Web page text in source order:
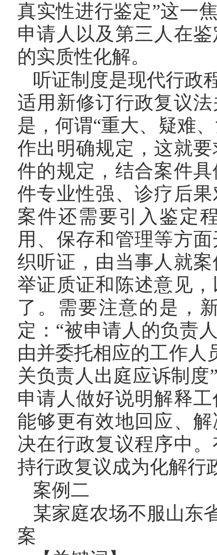
真实性进行鉴定”这一
申请人以及第三人在
的实质性化解。
听证制度是现代行政
适用新修订行政复议
是，何谓“重大、疑难
作出明确规定，这就
件的规定，结合案件
件专业性强、诊疗后
案件还需要引入鉴定
用、保存和管理等方
织听证，由当事人就
举证质证和陈述意见
了。需要注意的是，
定：“被申请人的负责
由并委托相应的工作人
关负责人出庭应诉制
申请人做好说明解释
能够更有效地回应、
决在行政复议程序中
持行政复议成为化解行
案例二
某家庭农场不服山东
案